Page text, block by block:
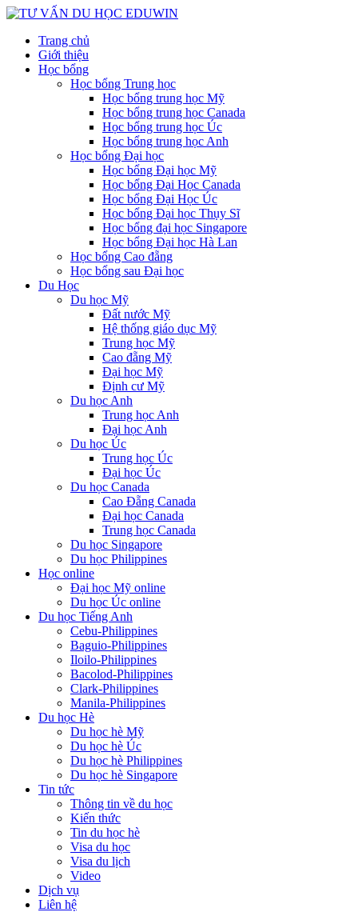
Trang chủ
Giới thiệu
Học bổng
Học bổng Trung học
Học bổng trung học Mỹ
Học bổng trung học Canada
Học bổng trung học Úc
Học bổng trung học Anh
Học bổng Đại học
Học bổng Đại học Mỹ
Học bổng Đại Học Canada
Học bổng Đại Học Úc
Học bổng Đại học Thụy Sĩ
Học bổng đại học Singapore
Học bổng Đại học Hà Lan
Học bổng Cao đẵng
Học bổng sau Đại học
Du Học
Du học Mỹ
Đất nước Mỹ
Hệ thống giáo dục Mỹ
Trung học Mỹ
Cao đẵng Mỹ
Đại học Mỹ
Định cư Mỹ
Du học Anh
Trung học Anh
Đại học Anh
Du học Úc
Trung học Úc
Đại học Úc
Du học Canada
Cao Đẵng Canada
Đại học Canada
Trung học Canada
Du học Singapore
Du học Philippines
Học online
Đại học Mỹ online
Du học Úc online
Du học Tiếng Anh
Cebu-Philippines
Baguio-Philippines
Iloilo-Philippines
Bacolod-Philippines
Clark-Philippines
Manila-Philippines
Du học Hè
Du học hè Mỹ
Du học hè Úc
Du học hè Philippines
Du học hè Singapore
Tin tức
Thông tin về du học
Kiến thức
Tin du học hè
Visa du học
Visa du lịch
Video
Dịch vụ
Liên hệ